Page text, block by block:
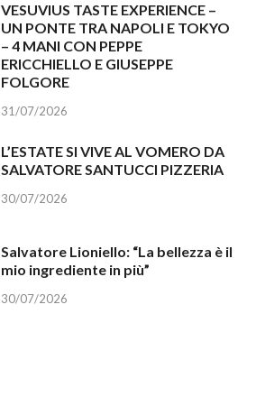
VESUVIUS TASTE EXPERIENCE –
UN PONTE TRA NAPOLI E TOKYO
– 4 MANI CON PEPPE
ERICCHIELLO E GIUSEPPE
FOLGORE
31/07/2026
L’ESTATE SI VIVE AL VOMERO DA
SALVATORE SANTUCCI PIZZERIA
30/07/2026
Salvatore Lioniello: “La bellezza è il
mio ingrediente in più”
30/07/2026